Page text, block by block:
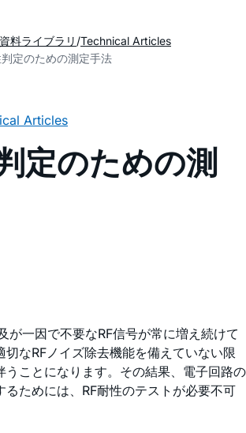
資料ライブラリ Technical Articles
判定のための測定手法
Articles
定のための測
が一因で不要なRF信号が常に増え続けて
切なRFノイズ除去機能を備えていない限
うことになります。その結果、電子回路の
るためには、RF耐性のテストが必要不可